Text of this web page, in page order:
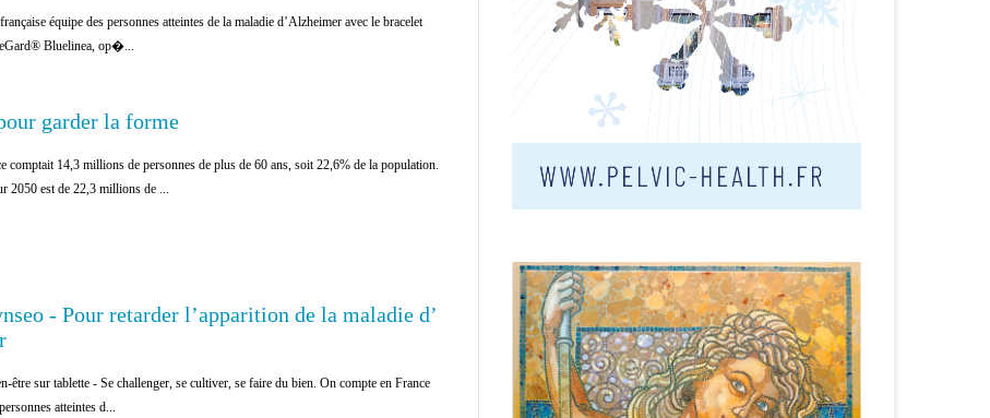
équipe des personnes atteintes de la maladie d’Alzheimer avec le bracelet
Bluelinea, op�...
garder la forme
comptait 14,3 millions de personnes de plus de 60 ans, soit 22,6% de la population.
2050 est de 22,3 millions de ...
- Pour retarder l’apparition de la maladie d’
être sur tablette - Se challenger, se cultiver, se faire du bien. On compte en France
atteintes d...